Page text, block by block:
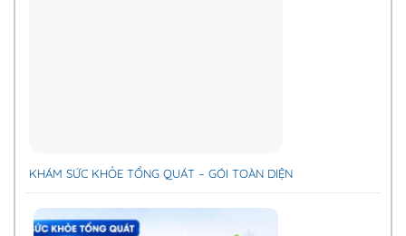
KHÁM SỨC KHỎE TỔNG QUÁT – GÓI TOÀN DIỆN